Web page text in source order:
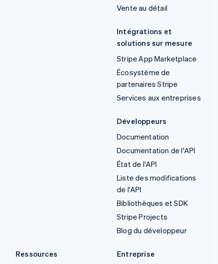
Vente au détail
Intégrations et
solutions sur mesure
Stripe App Marketplace
Écosystème de
partenaires Stripe
Services aux entreprises
Développeurs
Documentation
Documentation de l'API
État de l'API
Liste des modifications
de l'API
Bibliothèques et SDK
Stripe Projects
Blog du développeur
Ressources
Entreprise